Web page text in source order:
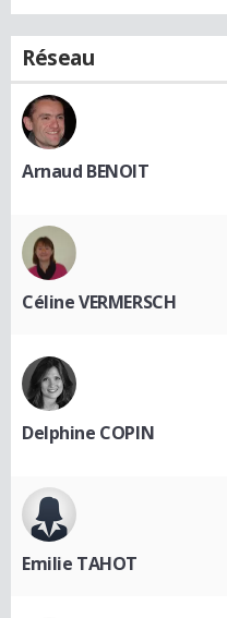
Réseau
Arnaud BENOIT
Céline VERMERSCH
Delphine COPIN
Emilie TAHOT